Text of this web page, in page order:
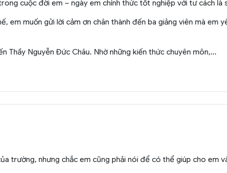
cuộc đời em – ngày em chính thức tốt nghiệp với tư cách là
em muốn gửi lời cảm ơn chân thành đến ba giảng viên mà em
Thầy Nguyễn Đức Châu. Nhờ những kiến thức chuyên môn,...
trường, nhưng chắc em cũng phải nói để có thể giúp cho em